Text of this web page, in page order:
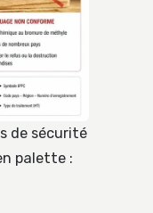
de sécurité
palette :